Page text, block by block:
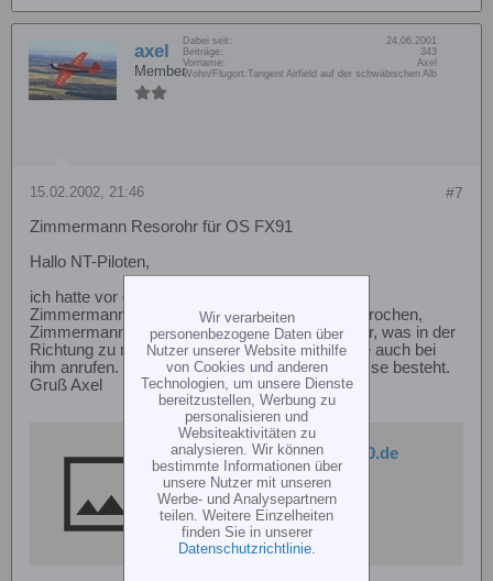
axel
Member
Dabei seit:
24.06.2001
Beiträge:
343
Vorname:
Axel
Wohn/Flugort:Tangent Airfield auf der schwäbischen Alb
#7
15.02.2002, 21:46
Zimmermann Resorohr für OS FX91
Hallo NT-Piloten,
ich hatte vor ein paar Wochen Kontakt mit Herr
Zimmermann und habe ihn auch darauf angesprochen,
Zimmermann-Dämpfer am NT. Er hat schon vor, was in der
Richtung zu machen. Ich würde an Euere Stelle auch bei
ihm anrufen. Damit er merkt, dass mehr Interesse besteht.
Gruß Axel
https://www.modellheli2000.de
Wir verarbeiten
personenbezogene Daten über
Nutzer unserer Website mithilfe
von Cookies und anderen
Technologien, um unsere Dienste
bereitzustellen, Werbung zu
personalisieren und
Websiteaktivitäten zu
analysieren. Wir können
bestimmte Informationen über
unsere Nutzer mit unseren
Werbe- und Analysepartnern
teilen. Weitere Einzelheiten
finden Sie in unserer
Datenschutzrichtlinie.